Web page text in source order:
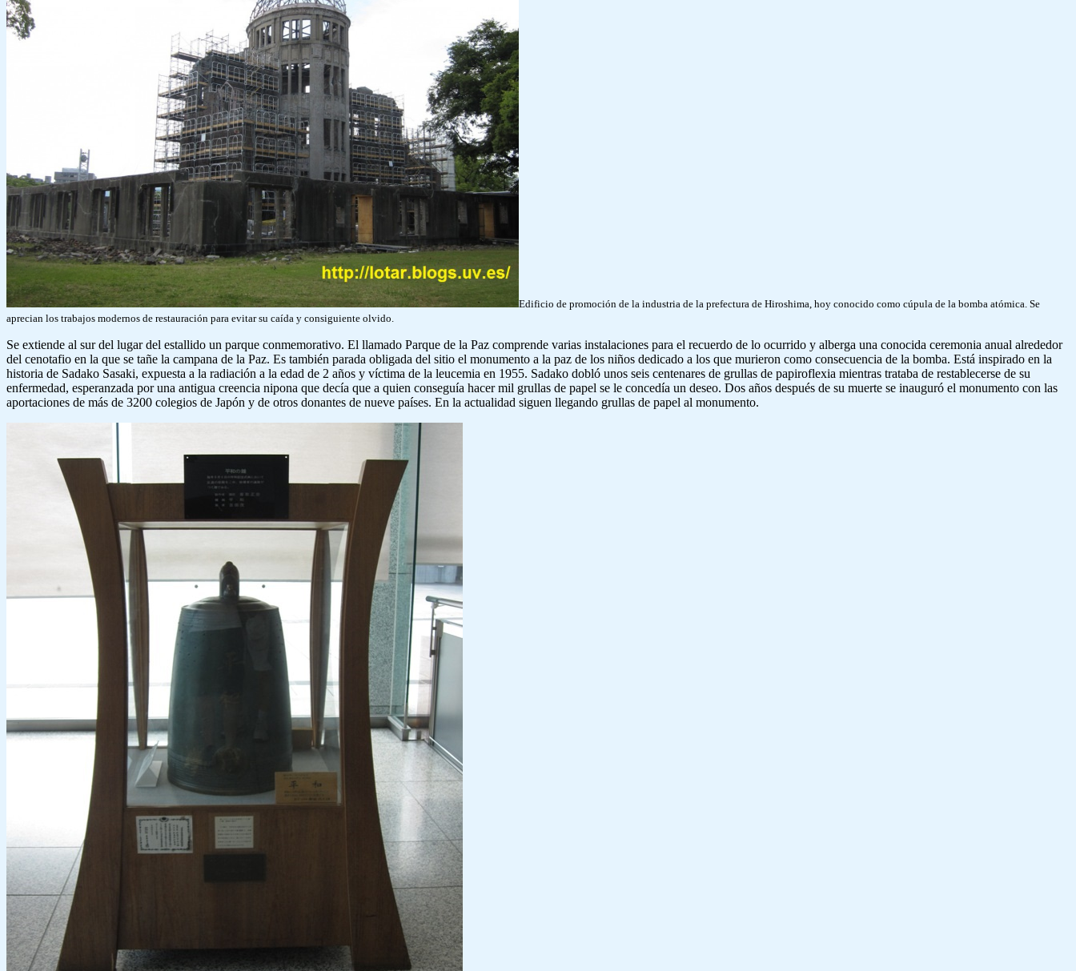
Edificio de promoción de la industria de la prefectura de Hiroshima, hoy conocido como cúpula de la bomba atómica. Se
aprecian los trabajos modernos de restauración para evitar su caída y consiguiente olvido.
Se extiende al sur del lugar del estallido un parque conmemorativo. El llamado Parque de la Paz comprende varias instalaciones para el recuerdo de lo ocurrido y alberga una conocida ceremonia anual alrededor
del cenotafio en la que se tañe la campana de la Paz. Es también parada obligada del sitio el monumento a la paz de los niños dedicado a los que murieron como consecuencia de la bomba. Está inspirado en la
historia de Sadako Sasaki, expuesta a la radiación a la edad de 2 años y víctima de la leucemia en 1955. Sadako dobló unos seis centenares de grullas de papiroflexia mientras trataba de restablecerse de su
enfermedad, esperanzada por una antigua creencia nipona que decía que a quien conseguía hacer mil grullas de papel se le concedía un deseo. Dos años después de su muerte se inauguró el monumento con las
aportaciones de más de 3200 colegios de Japón y de otros donantes de nueve países. En la actualidad siguen llegando grullas de papel al monumento.